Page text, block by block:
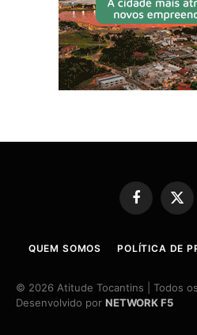
Facebook
X
QUEM SOMOS POLÍTICA DE
© 2026 Atitude Tocantins | Todos
Desenvolvido por NETWORK F5